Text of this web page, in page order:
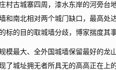
古城寨四周，漆水东岸的河旁台
和南北相对两个城门缺口，最高处
标的目的取城墙分歧，博家揣度其
最大、全外国城墙保留最好的龙
了城址拥无者所具无的高高正在